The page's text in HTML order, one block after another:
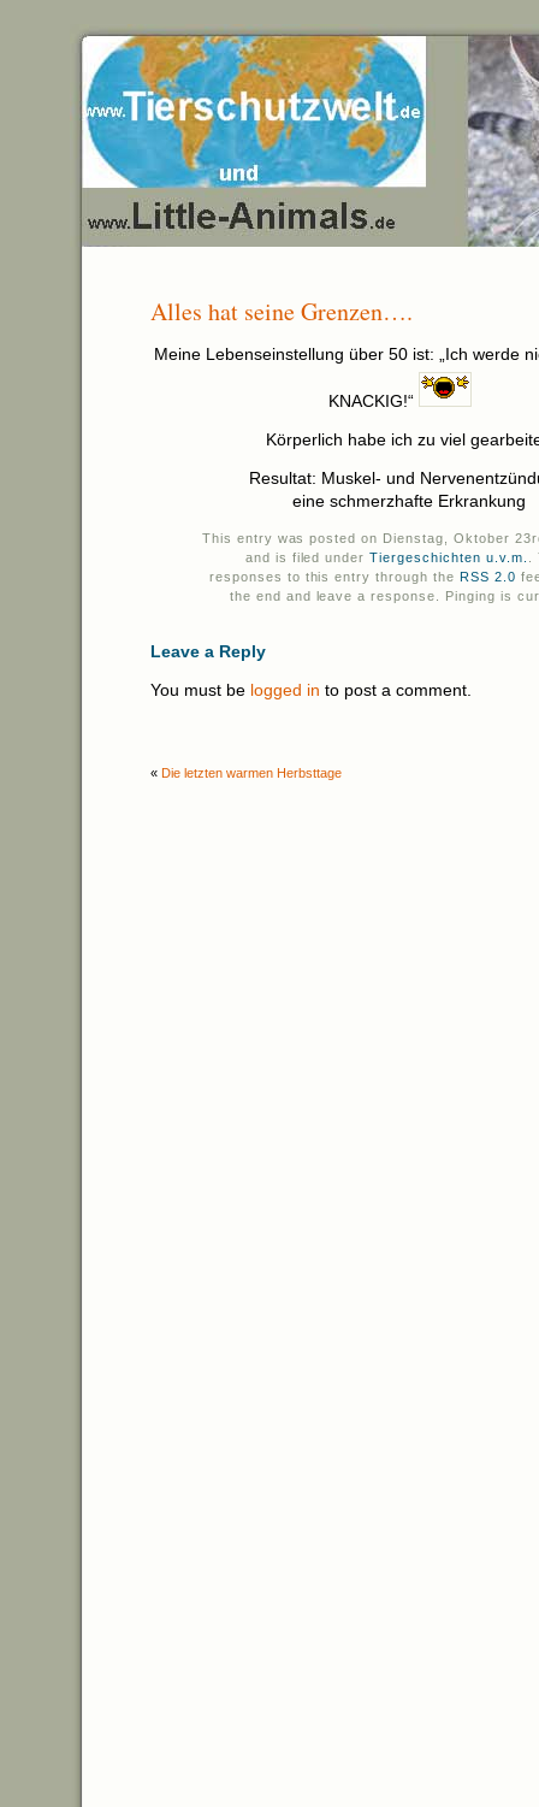
Alles hat seine Grenzen….
Meine Lebenseinstellung über 50 ist: „Ich werde
KNACKIG!“
Körperlich habe ich zu viel
Resultat: Muskel- und
eine schmerzhafte Erkrankung
This entry was posted on Dienstag, Oktober
and is filed underTiergeschichten u.v.m.
responses to this entry through theRSS 2.0
the end and leave a response. Pinging is
Leave a Reply
You must be logged in to post a comment.
« Die letzten warmen Herbsttage